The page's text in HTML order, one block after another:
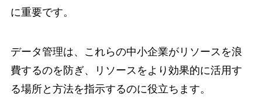
に重要です。
データ管理は、これらの中小企業がリソースを浪
費するのを防ぎ、リソースをより効果的に活用す
る場所と方法を指示するのに役立ちます。